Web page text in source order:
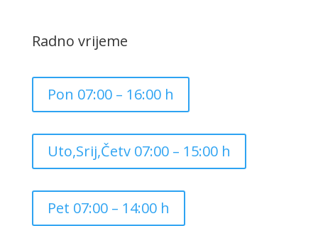
Radno vrijeme
Pon 07:00 – 16:00 h
Uto,Srij,Četv 07:00 – 15:00 h
Pet 07:00 – 14:00 h